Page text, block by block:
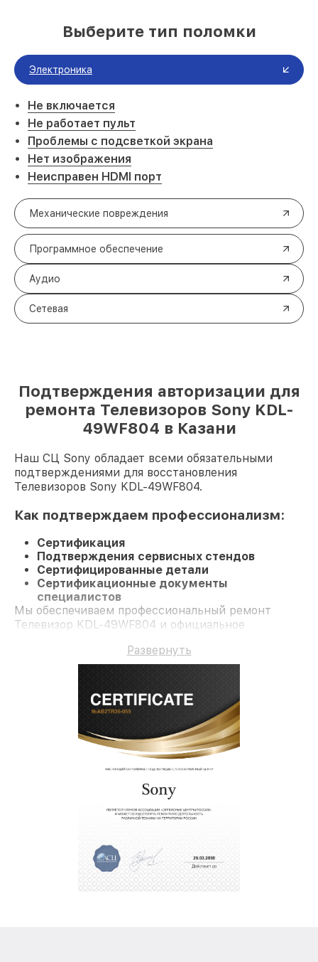
Выберите тип поломки
Электроника
Не включается
Не работает пульт
Проблемы с подсветкой экрана
Нет изображения
Неисправен HDMI порт
Механические повреждения
Программное обеспечение
Аудио
Сетевая
Подтверждения авторизации для
ремонта Телевизоров Sony KDL-
49WF804 в Казани
Наш СЦ Sony обладает всеми обязательными
подтверждениями для восстановления
Телевизоров Sony KDL-49WF804.
Как подтверждаем профессионализм:
Сертификация
Подтверждения сервисных стендов
Сертифицированные детали
Сертификационные документы
специалистов
Мы обеспечиваем профессиональный ремонт
Телевизор KDL-49WF804 и официальное
Развернуть